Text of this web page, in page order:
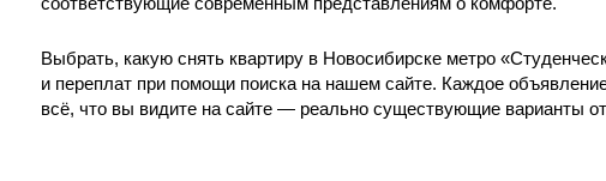
Выбрать, какую снять квартиру в Новосибирске метро
и переплат при помощи поиска на нашем сайте. Каждое
всё, что вы видите на сайте — реально существующие варианты